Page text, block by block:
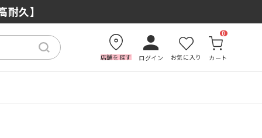
久】
すすめの理由
店舗を探す ログイン お気に入り カート
0